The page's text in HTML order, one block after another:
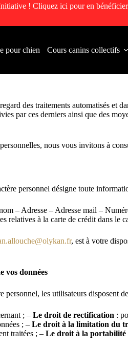
! Cliquez ici pour en
pour chien Cours canins collectifs
des traitements automatisés et
par ces derniers ainsi que des
nous vous invitons à
personnel désigne toute
– Adresse – Adresse mail –
relatives à la carte de crédit dans le
, est à votre
vos données
les utilisateurs disposent
; – Le droit de rectification :
; – Le droit à la limitation du
traitées ; – Le droit à la portabilité